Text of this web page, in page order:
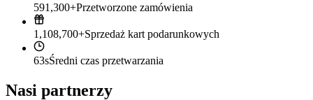
591,300+Przetworzone zamówienia
1,108,700+Sprzedaż kart podarunkowych
63sŚredni czas przetwarzania
Nasi partnerzy